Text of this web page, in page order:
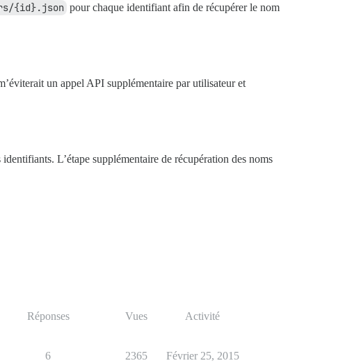
{id}.json pour chaque identifiant afin de récupérer le nom
un appel API supplémentaire par utilisateur et
L’étape supplémentaire de récupération des noms
Réponses Vues Activité
6 2365 Février 25, 2015